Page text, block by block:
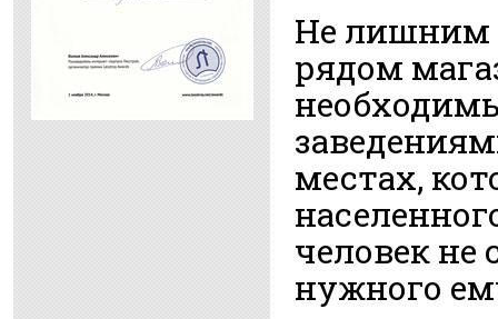
Не лишним
рядом
местах,
человек не
нужного